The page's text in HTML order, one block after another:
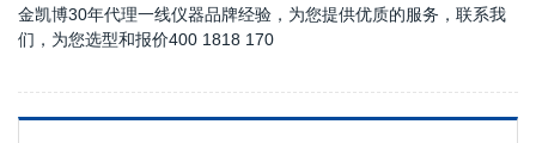
金凯博30年代理一线仪器品牌经验，为您提供优质的服务，联系我
们，为您选型和报价400 1818 170